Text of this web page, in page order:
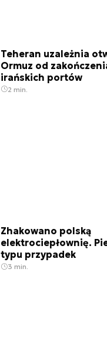
Teheran uzależnia
Ormuz od
irańskich portów
2 min.
Zhakowano polską
elektrociepłownię.
typu przypadek
3 min.